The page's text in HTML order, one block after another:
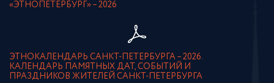
«ЭТНОПЕТЕРБУРГ» – 2026
ЭТНОКАЛЕНДАРЬ САНКТ-ПЕТЕРБУРГА – 2026.
КАЛЕНДАРЬ ПАМЯТНЫХ ДАТ, СОБЫТИЙ И
ПРАЗДНИКОВ ЖИТЕЛЕЙ САНКТ-ПЕТЕРБУРГА